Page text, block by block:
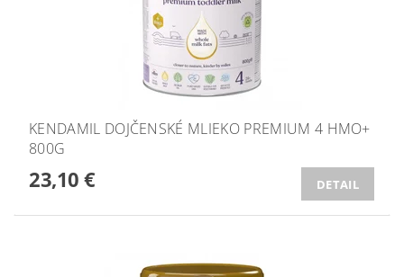
KENDAMIL DOJČENSKÉ MLIEKO PREMIUM 4 HMO+
800G
23,10 € DETAIL